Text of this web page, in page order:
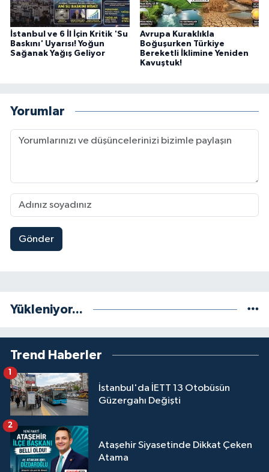
İstanbul ve 6 İl İçin Kritik 'Su
Baskını' Uyarısı! Yoğun
Sağanak Yağış Geliyor
Avrupa Kuraklıkla
Boğuşurken Türkiye
Bereketli İklimine Yeniden
Kavuştuk!
Yorumlar
Gönder
Yükleniyor...
Trend Haberler
İstanbul'da İETT 13 Otobüsün
Güzergahı Değişti
Ataşehir Siyasetinde Dikkat Çeken
Atama
2